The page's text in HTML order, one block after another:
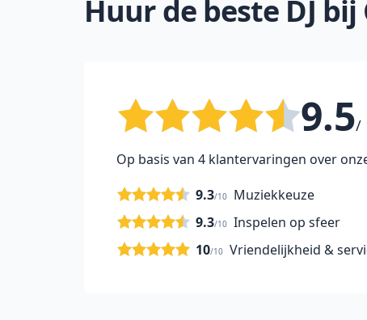
Huur de beste DJ
9.5/
Op basis van 4 klantervaringen over
Muziekkeuze
9.3/10
Inspelen op sfeer
9.3/10
Vriendelijkheid &
10/10